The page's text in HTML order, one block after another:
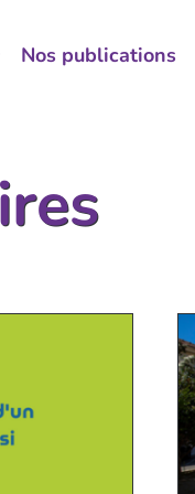
Nos publications
Nos publications